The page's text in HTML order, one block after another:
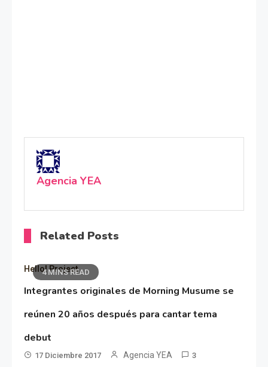
Agencia YEA
Related Posts
4 MINS READ
Hello! Project
Integrantes originales de Morning Musume se
reúnen 20 años después para cantar tema
debut
17 Diciembre 2017 Agencia YEA 3